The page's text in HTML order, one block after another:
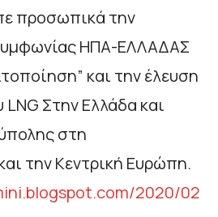
προσωπικά την
ΗΠΑ-ΕΛΛΑΔΑΣ
και την έλευση
LNG Στην Ελλάδα και
στη
την Κεντρική Ευρώπη.
2020/02